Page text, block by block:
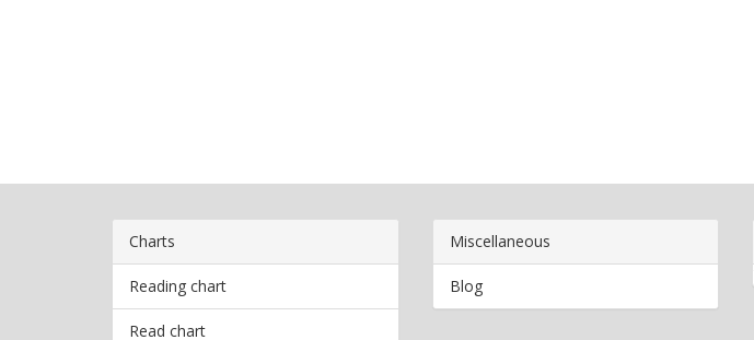
Charts
Reading chart
Read chart
Miscellaneous
Blog